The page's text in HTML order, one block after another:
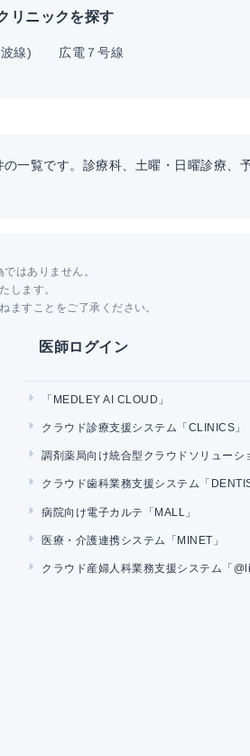
リニックを探す
線) 広電７号線
一覧です。診療科、土曜・日曜診療、
はありません。
します。
ますことをご了承ください。
医師ログイン
「MEDLEY AI CLOUD」
クラウド診療支援システム「CLINICS」
調剤薬局向け統合型クラウドソリューシ
クラウド歯科業務支援システム「DENTIS
病院向け電子カルテ「MALL」
医療・介護連携システム「MINET」
クラウド産婦人科業務支援システム「